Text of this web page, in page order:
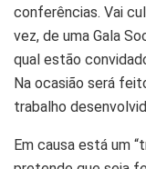
conferências. Vai
vez, de uma Gala
qual estão
Na ocasião será
trabalho
Em causa está um